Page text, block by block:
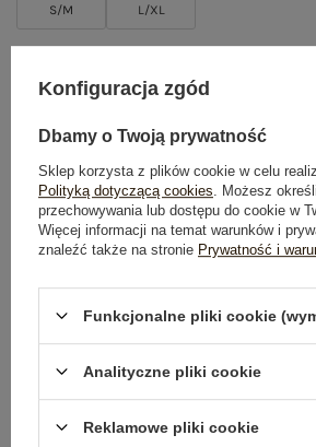
S/M L/XL
Możesz kupić także poprzez:
Dostawaod 7,99 zł
Wysyłka wponiedziałek
100 dni na zwrot
Konfiguracja zgód
Dbamy o Twoją prywatność
Sklep korzysta z plików cookie w celu
Polityką dotyczącą cookies . Możesz
przechowywania lub dostępu do cookie w
Więcej informacji na temat warunków i
znaleźć także na stronie Prywatność i
Funkcjonalne pliki cookie
Analityczne pliki cookie
Reklamowe pliki cookie